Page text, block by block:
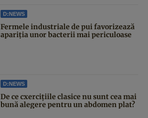
D:NEWS
Fermele industriale de pui favorizează
apariția unor bacterii mai periculoase
D:NEWS
De ce cxercițiile clasice nu sunt cea mai
bună alegere pentru un abdomen plat?